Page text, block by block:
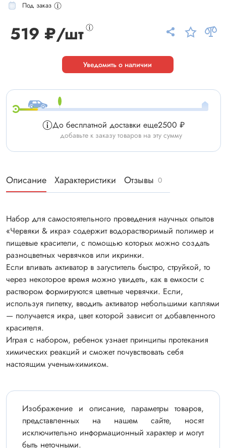
Под заказ
519 ₽/шт
Уведомить о наличии
До бесплатной доставки еще2500 ₽
добавьте к заказу товаров на эту сумму
Описание Характеристики Отзывы 0
Набор для самостоятельного проведения научных опытов
«Червяки & икра» содержит водорастворимый полимер и
пищевые красители, с помощью которых можно создать
разноцветных червячков или икринки.
Если вливать активатор в загуститель быстро, струйкой, то
через некоторое время можно увидеть, как в емкости с
раствором формируются цветные червячки. Если,
используя пипетку, вводить активатор небольшими каплями
— получается икра, цвет которой зависит от добавленного
красителя.
Играя с набором, ребенок узнает принципы протекания
химических реакций и сможет почувствовать себя
настоящим ученым-химиком.
Изображение и описание, параметры товаров,
представленных на нашем сайте, носят
исключительно информационный характер и могут
быть неточными.